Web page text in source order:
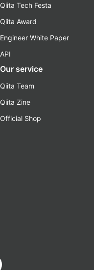
Qiita Tech Festa
Qiita Award
Engineer White Paper
API
Our service
Qiita Team
Qiita Zine
Official Shop